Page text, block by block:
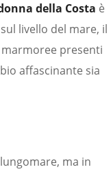
della Costa è
livello del mare, il
presenti
affascinante sia
ma in